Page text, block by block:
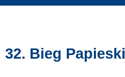
32. Bieg Papieski